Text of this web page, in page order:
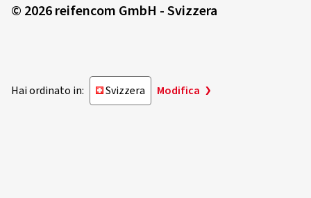
© 2026 reifencom GmbH - Svizzera
Hai ordinato in: Svizzera Modifica